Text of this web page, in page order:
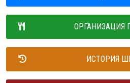
ОРГАНИЗАЦИЯ
ИСТОРИЯ